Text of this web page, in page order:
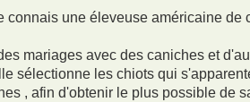
une éleveuse américaine de
mariages avec des caniches et
sélectionne les chiots qui
, afin d'obtenir le plus possible de